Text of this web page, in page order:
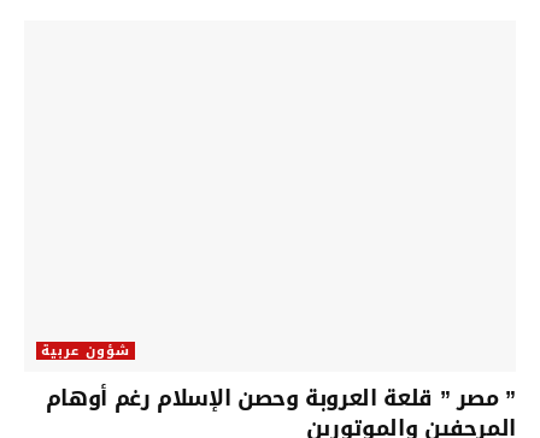
شؤون عربية
” مصر ” قلعة العروبة وحصن الإسلام رغم أوهام
المرجفين والموتورين